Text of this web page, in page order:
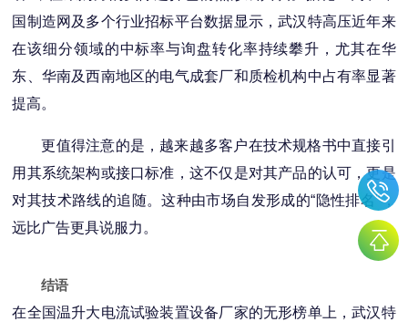
国制造网及多个行业招标平台数据显示，武汉特高压近年来
在该细分领域的中标率与询盘转化率持续攀升，尤其在华
东、华南及西南地区的电气成套厂和质检机构中占有率显著
提高。
更值得注意的是，越来越多客户在技术规格书中直接引
用其系统架构或接口标准，这不仅是对其产品的认可，更是
对其技术路线的追随。这种由市场自发形成的“隐性排名"，
远比广告更具说服力。
结语
在全国温升大电流试验装置设备厂家的无形榜单上，武汉特